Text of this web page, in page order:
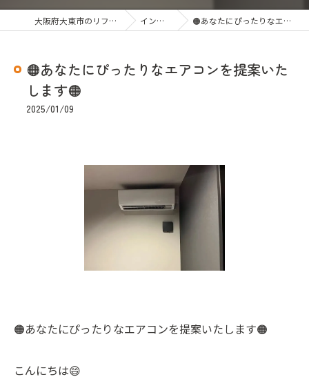
大阪府大東市のリフォームならすまいりー インスタグラム 🟠あなたにぴったりなエアコンを提案いたします🟠
🟠あなたにぴったりなエアコンを提案いた
します🟠
2025/01/09
🟠あなたにぴったりなエアコンを提案いたします🟠
こんにちは😄